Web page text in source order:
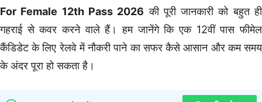
For Female 12th Pass 2026 की पूरी जानकारी को बहुत ही
गहराई से कवर करने वाले हैं। हम जानेंगे कि एक 12वीं पास फीमेल
कैंडिडेट के लिए रेलवे में नौकरी पाने का सफर कैसे आसान और कम समय
के अंदर पूरा हो सकता है।